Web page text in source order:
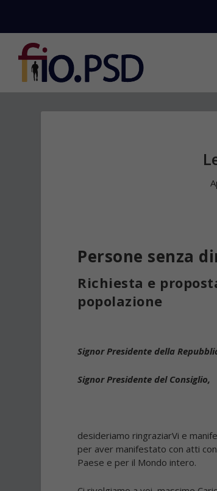
Persone senza
Richiesta e
popolazione
Signor Presidente della
Signor Presidente del Consiglio,
desideriamo ringraziarVi e
per aver manifestato con atti
Paese e per il Mondo intero.